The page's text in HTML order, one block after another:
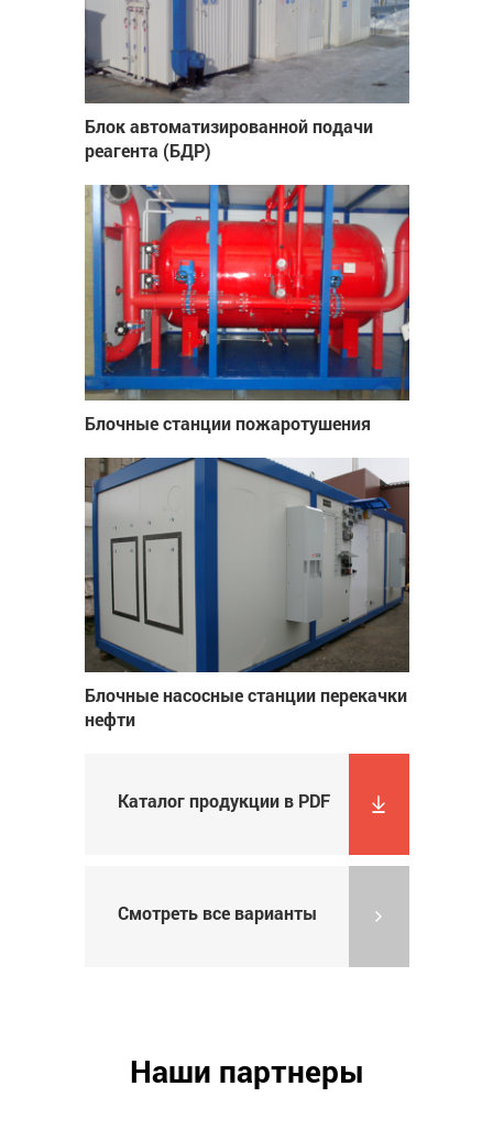
Блок автоматизированной подачи
реагента (БДР)
Блочные станции пожаротушения
Блочные насосные станции перекачки
нефти
Каталог продукции в PDF
Смотреть все варианты
Наши партнеры